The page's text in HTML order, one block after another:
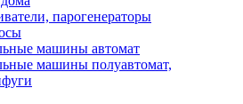
парогенераторы
машины автомат
машины полуавтомат,